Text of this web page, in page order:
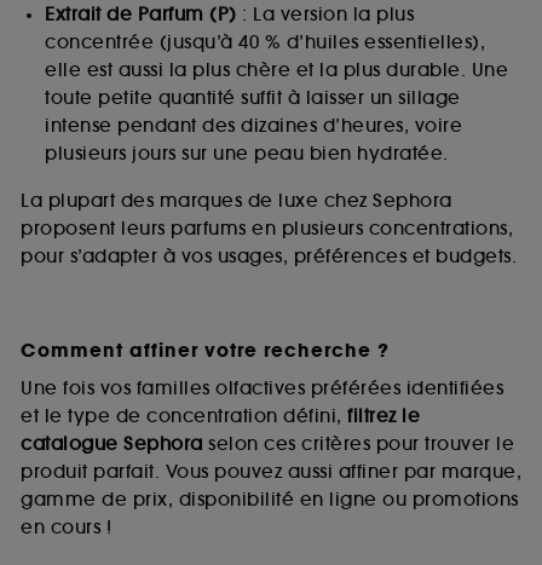
Extrait de Parfum (P) : La version la plus
concentrée (jusqu’à 40 % d’huiles essentielles),
elle est aussi la plus chère et la plus durable. Une
toute petite quantité suffit à laisser un sillage
intense pendant des dizaines d’heures, voire
plusieurs jours sur une peau bien hydratée.
La plupart des marques de luxe chez Sephora
proposent leurs parfums en plusieurs concentrations,
pour s’adapter à vos usages, préférences et budgets.
Comment affiner votre recherche ?
Une fois vos familles olfactives préférées identifiées
et le type de concentration défini, filtrez le
catalogue Sephora selon ces critères pour trouver le
produit parfait. Vous pouvez aussi affiner par marque,
gamme de prix, disponibilité en ligne ou promotions
en cours !